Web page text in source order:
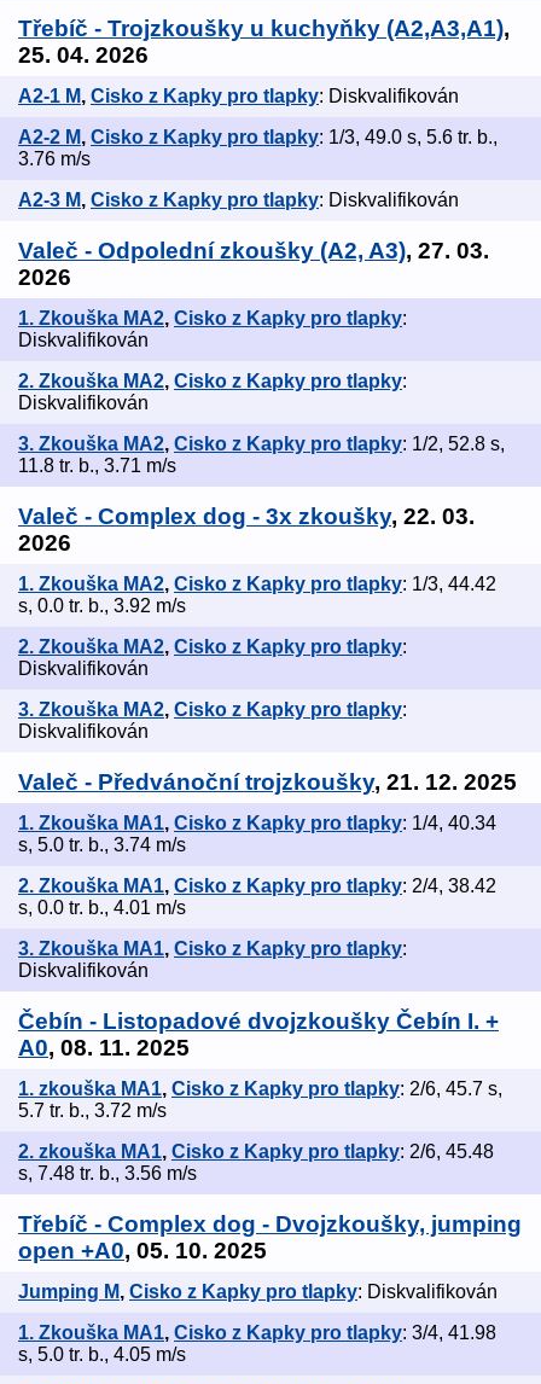
Třebíč - Trojzkoušky u kuchyňky (A2,A3,A1),
25. 04. 2026
A2-1 M, Cisko z Kapky pro tlapky: Diskvalifikován
A2-2 M, Cisko z Kapky pro tlapky: 1/3, 49.0 s, 5.6 tr. b.,
3.76 m/s
A2-3 M, Cisko z Kapky pro tlapky: Diskvalifikován
Valeč - Odpolední zkoušky (A2, A3), 27. 03.
2026
1. Zkouška MA2, Cisko z Kapky pro tlapky:
Diskvalifikován
2. Zkouška MA2, Cisko z Kapky pro tlapky:
Diskvalifikován
3. Zkouška MA2, Cisko z Kapky pro tlapky: 1/2, 52.8 s,
11.8 tr. b., 3.71 m/s
Valeč - Complex dog - 3x zkoušky, 22. 03.
2026
1. Zkouška MA2, Cisko z Kapky pro tlapky: 1/3, 44.42
s, 0.0 tr. b., 3.92 m/s
2. Zkouška MA2, Cisko z Kapky pro tlapky:
Diskvalifikován
3. Zkouška MA2, Cisko z Kapky pro tlapky:
Diskvalifikován
Valeč - Předvánoční trojzkoušky, 21. 12. 2025
1. Zkouška MA1, Cisko z Kapky pro tlapky: 1/4, 40.34
s, 5.0 tr. b., 3.74 m/s
2. Zkouška MA1, Cisko z Kapky pro tlapky: 2/4, 38.42
s, 0.0 tr. b., 4.01 m/s
3. Zkouška MA1, Cisko z Kapky pro tlapky:
Diskvalifikován
Čebín - Listopadové dvojzkoušky Čebín I. +
A0, 08. 11. 2025
1. zkouška MA1, Cisko z Kapky pro tlapky: 2/6, 45.7 s,
5.7 tr. b., 3.72 m/s
2. zkouška MA1, Cisko z Kapky pro tlapky: 2/6, 45.48
s, 7.48 tr. b., 3.56 m/s
Třebíč - Complex dog - Dvojzkoušky, jumping
open +A0, 05. 10. 2025
Jumping M, Cisko z Kapky pro tlapky: Diskvalifikován
1. Zkouška MA1, Cisko z Kapky pro tlapky: 3/4, 41.98
s, 5.0 tr. b., 4.05 m/s